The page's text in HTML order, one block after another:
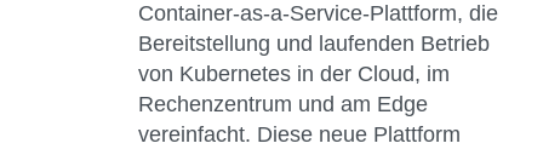
Container-as-a-Service-Plattform, die
Bereitstellung und laufenden Betrieb
von Kubernetes in der Cloud, im
Rechenzentrum und am Edge
vereinfacht. Diese neue Plattform